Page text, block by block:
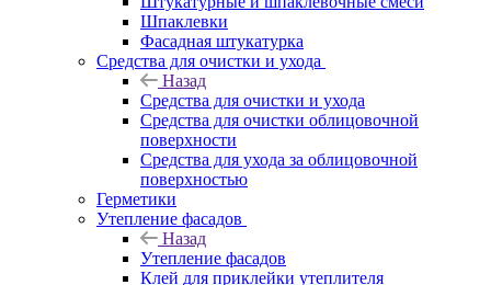
Шпаклевки
Фасадная штукатурка
Средства для очистки и ухода
Назад
Средства для очистки и ухода
Средства для очистки облицовочной
поверхности
Средства для ухода за облицовочной
поверхностью
Герметики
Утепление фасадов
Назад
Утепление фасадов
Клей для приклейки утеплителя